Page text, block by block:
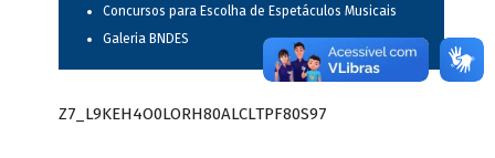
Concursos para Escolha de Espetáculos Musicais
Galeria BNDES
Z7_L9KEH4O0LORH80ALCLTPF80S97